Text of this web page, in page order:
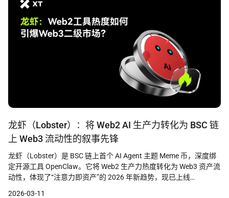
龙虾（Lobster）：将 Web2 AI 生产力转化为 BSC 链
上 Web3 流动性的叙事先锋
龙虾（Lobster）是 BSC 链上首个 AI Agent 主题 Meme 币，深度绑
定开源工具 OpenClaw。它将 Web2 生产力热度转化为 Web3 资产流
动性，体现了“注意力即资产”的 2026 年新趋势，现已上线
2026-03-11